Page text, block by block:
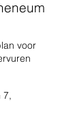
voor
7,